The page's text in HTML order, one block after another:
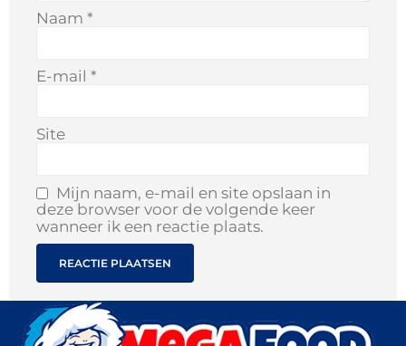
Naam *
E-mail *
Site
Mijn naam, e-mail en site opslaan in
deze browser voor de volgende keer
wanneer ik een reactie plaats.